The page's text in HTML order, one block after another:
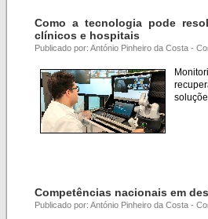
Como a tecnologia pode
clínicos e hospitais
Publicado por: António Pinheiro da Costa -
Competências nacionais em
Publicado por: António Pinheiro da Costa -